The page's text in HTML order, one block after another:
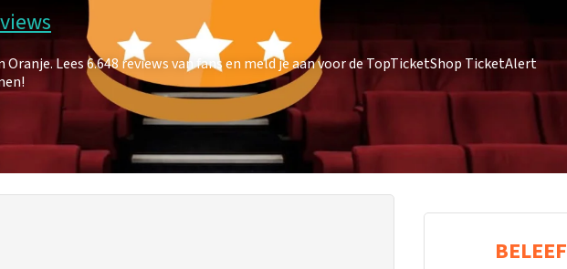
Lees 6.648 reviews van fans en meld je aan voor de TopTicketShop TicketAlert
BELEEF